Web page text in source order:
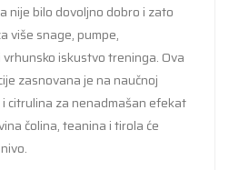
nije bilo dovoljno dobro i zato
više snage, pumpe,
iskustvo treninga. Ova
zasnovana je na naučnoj
citrulina za nenadmašan efekat
čolina, teanina i tirola će